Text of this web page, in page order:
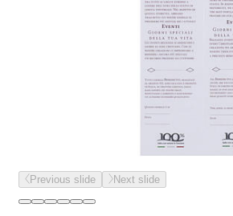
Previous slide Next slide